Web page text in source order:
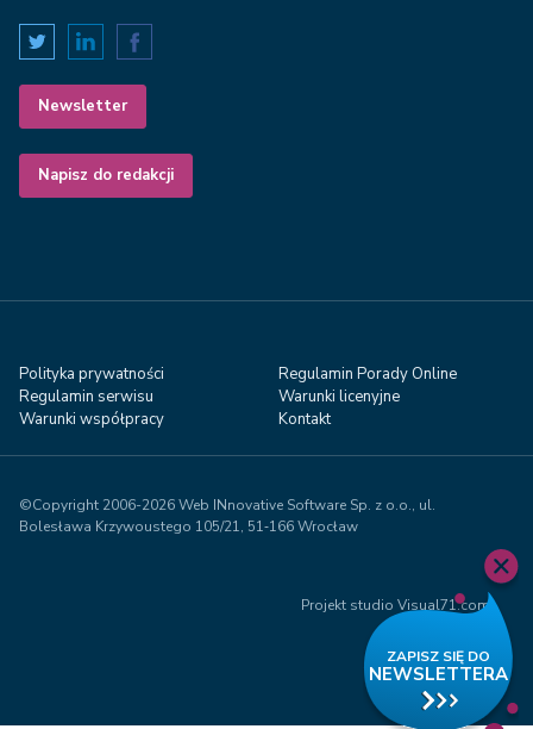
Newsletter
Napisz do redakcji
Polityka prywatności
Regulamin Porady Online
Regulamin serwisu
Warunki licenyjne
Warunki współpracy
Kontakt
©Copyright 2006-2026 Web INnovative Software Sp. z o.o., ul.
Bolesława Krzywoustego 105/21, 51‑166 Wrocław
Projekt studio Visual71.com